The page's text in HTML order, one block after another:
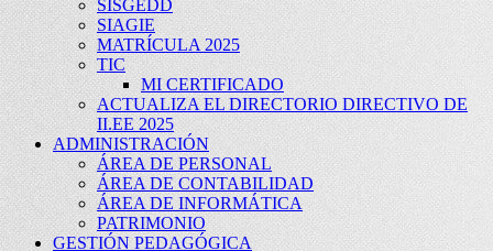
SISGEDD
SIAGIE
MATRÍCULA 2025
TIC
MI CERTIFICADO
ACTUALIZA EL DIRECTORIO DIRECTIVO DE
II.EE 2025
ADMINISTRACIÓN
ÁREA DE PERSONAL
ÁREA DE CONTABILIDAD
ÁREA DE INFORMÁTICA
PATRIMONIO
GESTIÓN PEDAGÓGICA